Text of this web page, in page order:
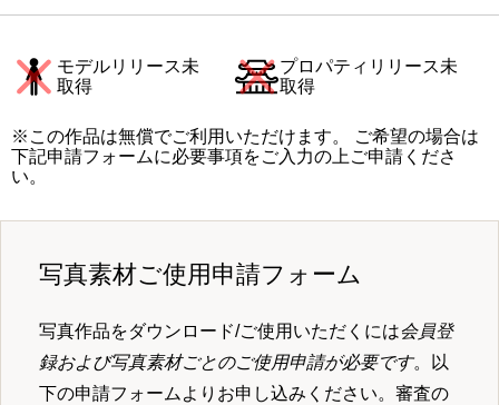
モデルリリース未
取得
プロパティリリース未
取得
※この作品は無償でご利用いただけます。 ご希望の場合は
下記申請フォームに必要事項をご入力の上ご申請くださ
い。
写真素材ご使用申請フォーム
写真作品をダウンロード/ご使用いただくには会員登
録および写真素材ごとのご使用申請が必要です。以
下の申請フォームよりお申し込みください。審査の